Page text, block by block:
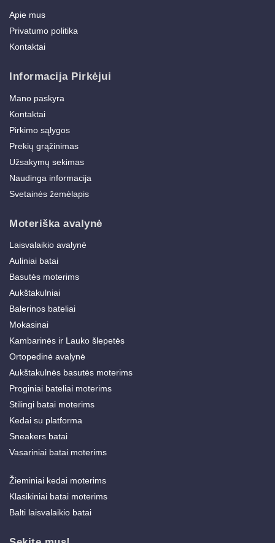
Apie mus
Privatumo politika
Kontaktai
Informacija Pirkėjui
Mano paskyra
Kontaktai
Pirkimo sąlygos
Prekių grąžinimas
Užsakymų sekimas
Naudinga informacija
Svetainės žemėlapis
Moteriška avalynė
Laisvalaikio avalynė
Auliniai batai
Basutės moterims
Aukštakulniai
Balerinos bateliai
Mokasinai
Kambarinės ir Lauko šlepetės
Ortopedinė avalynė
Aukštakulnės basutės moterims
Proginiai bateliai moterims
Stilingi batai moterims
Kedai su platforma
Sneakers batai
Vasariniai batai moterims
Žieminiai kedai moterims
Klasikiniai batai moterims
Balti laisvalaikio batai